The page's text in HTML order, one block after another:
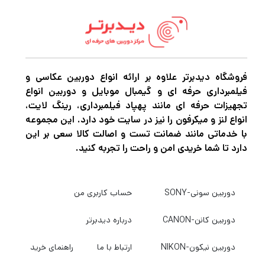
اگر میخواهید بهترین دوربین عکاسی و
فیلمبرداری، پهپاد فیلمبرداری، گیمبال
با بهترین کیفیت و قیمت خریداری کنید به دیدبرتر
سربزنید.
فروشگاه دیدبرتر علاوه بر ارائه انواع دوربین عکاسی و
فیلمبرداری حرفه ای و گیمبال موبایل و دوربین انواع
تجهیزات حرفه ای مانند پهپاد فیلمبرداری، رینگ لایت،
انواع لنز و میکرفون را نیز در سایت خود دارد. این مجموعه
با خدماتی مانند ضمانت تست و اصالت کالا سعی بر این
دارد تا شما خریدی امن و راحت را تجربه کنید.
دوربین سونی-SONY
دوربین کانن-CANON
دوربین نیکون-NIKON
حساب کاربری من
درباره دیدبرتر
ارتباط با ما راهنمای خرید